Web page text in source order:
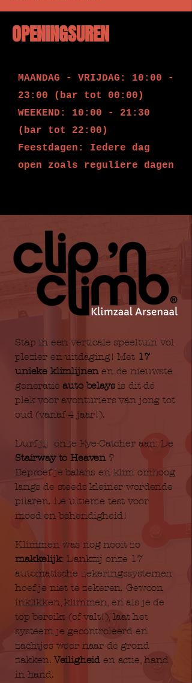
OPENINGSUREN
MAANDAG - VRIJDAG: 10:00 -
23:00 (bar tot 00:00)
WEEKEND: 10:00 - 21:30
(bar tot 22:00)
Feestdagen: Iedere dag
open zoals reguliere dagen
Stap in een verticale speeltuin vol
plezier en uitdaging! Met 17
unieke klimlijnenen de nieuwste
generatieauto belaysis dit dé
plek voor avonturiers van jong tot
oud (vanaf 4 jaar!).
Durf jij onze Eye-Catcher aan: De
Stairway to Heaven?
Beproef je balans en klim omhoog
langs de steeds kleiner wordende
pilaren. De ultieme test voor
moed en behendigheid!
Klimmen was nog nooit zo
makkelijk: Dankzij onze 17
automatische zekeringssystemen
hoef je niet te zekeren. Gewoon
inklikken, klimmen, en als je de
top bereikt (of valt!), laat het
systeem je gecontroleerd en
zachtjes weer naar de grond
zakken. Veiligheid en actie, hand
in hand.